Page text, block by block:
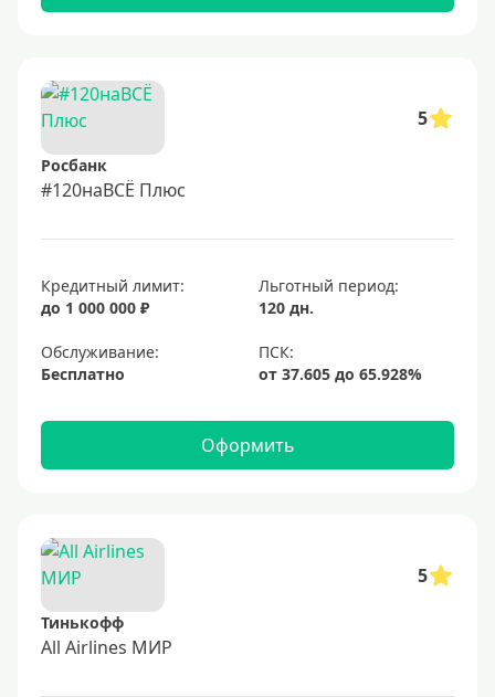
5
Росбанк
#120наВСЁ Плюс
Кредитный лимит:
до 1 000 000 ₽
Льготный период:
120 дн.
Обслуживание:
Бесплатно
Оформить
5
Тинькофф
All Airlines МИР